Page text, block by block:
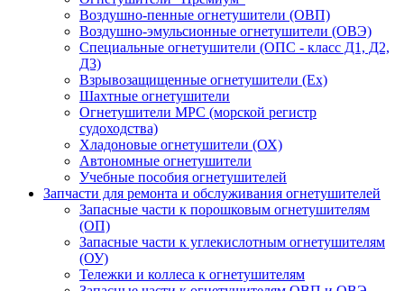
Воздушно-пенные огнетушители (ОВП)
Воздушно-эмульсионные огнетушители (ОВЭ)
Специальные огнетушители (ОПС - класс Д1, Д2,
Д3)
Взрывозащищенные огнетушители (Ex)
Шахтные огнетушители
Огнетушители МРС (морской регистр
судоходства)
Хладоновые огнетушители (ОХ)
Автономные огнетушители
Учебные пособия огнетушителей
Запчасти для ремонта и обслуживания огнетушителей
Запасные части к порошковым огнетушителям
(ОП)
Запасные части к углекислотным огнетушителям
(ОУ)
Тележки и коллеса к огнетушителям